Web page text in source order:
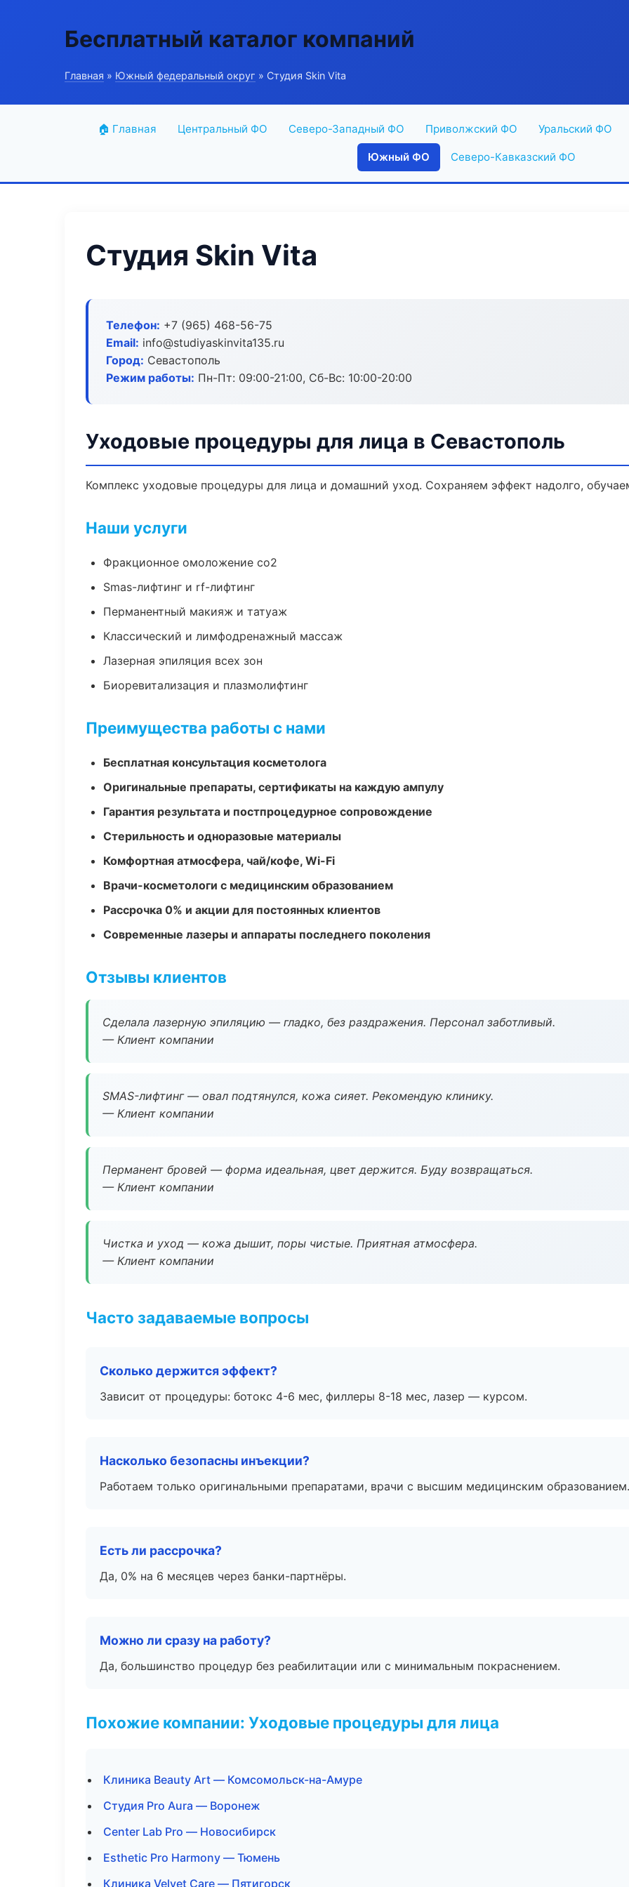
Бесплатный каталог компаний
Главная » Южный федеральный округ » Студия Skin Vita
🏠 Главная Центральный ФО Северо-Западный ФО Приволжский ФО Уральский ФО
Южный ФО Северо-Кавказский ФО
Студия Skin Vita
Телефон: +7 (965) 468-56-75
Email: info@studiyaskinvita135.ru
Город: Севастополь
Режим работы: Пн-Пт: 09:00-21:00, Сб-Вс: 10:00-20:00
Уходовые процедуры для лица в Севастополь
Комплекс уходовые процедуры для лица и домашний уход. Сохраняем эффект надолго,
Наши услуги
Фракционное омоложение co2
Smas-лифтинг и rf-лифтинг
Перманентный макияж и татуаж
Классический и лимфодренажный массаж
Лазерная эпиляция всех зон
Биоревитализация и плазмолифтинг
Преимущества работы с нами
Бесплатная консультация косметолога
Оригинальные препараты, сертификаты на каждую ампулу
Гарантия результата и постпроцедурное сопровождение
Стерильность и одноразовые материалы
Комфортная атмосфера, чай/кофе, Wi-Fi
Врачи-косметологи с медицинским образованием
Рассрочка 0% и акции для постоянных клиентов
Современные лазеры и аппараты последнего поколения
Отзывы клиентов
Сделала лазерную эпиляцию — гладко, без раздражения. Персонал заботливый.
— Клиент компании
SMAS-лифтинг — овал подтянулся, кожа сияет. Рекомендую клинику.
— Клиент компании
Перманент бровей — форма идеальная, цвет держится. Буду возвращаться.
— Клиент компании
Чистка и уход — кожа дышит, поры чистые. Приятная атмосфера.
— Клиент компании
Часто задаваемые вопросы
Сколько держится эффект?
Зависит от процедуры: ботокс 4-6 мес, филлеры 8-18 мес, лазер — курсом.
Насколько безопасны инъекции?
Работаем только оригинальными препаратами, врачи с высшим медицинским образованием.
Есть ли рассрочка?
Да, 0% на 6 месяцев через банки-партнёры.
Можно ли сразу на работу?
Да, большинство процедур без реабилитации или с минимальным покраснением.
Похожие компании: Уходовые процедуры для лица
Клиника Beauty Art — Комсомольск-на-Амуре
Студия Pro Aura — Воронеж
Center Lab Pro — Новосибирск
Esthetic Pro Harmony — Тюмень
Клиника Velvet Care — Пятигорск